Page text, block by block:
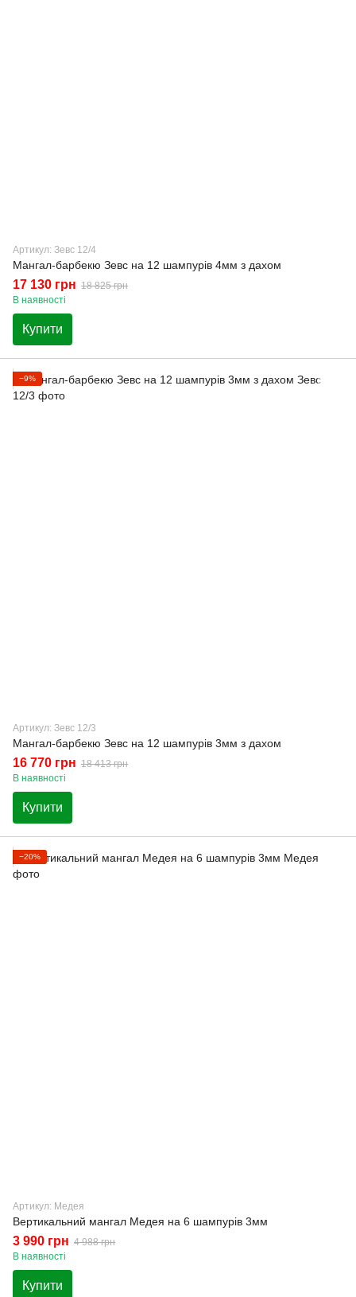
Артикул: Зевс 12/4
Мангал-барбекю Зевс на 12 шампурів 4мм з дахом
17 130 грн 18 825 грн
В наявності
Купити
−9%
Артикул: Зевс 12/3
Мангал-барбекю Зевс на 12 шампурів 3мм з дахом
16 770 грн 18 413 грн
В наявності
Купити
−20%
Артикул: Медея
Вертикальний мангал Медея на 6 шампурів 3мм
3 990 грн 4 988 грн
В наявності
Купити